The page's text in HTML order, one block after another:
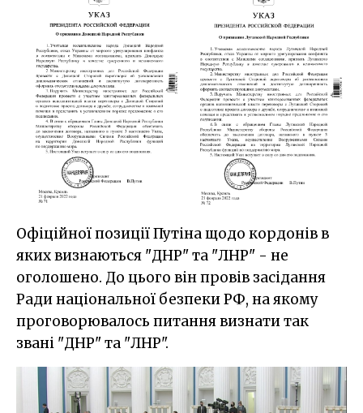
Офіційної позиції Путіна щодо кордонів в
яких визнаються "ДНР" та "ЛНР" - не
оголошено. До цього він провів засідання
Ради національної безпеки РФ, на якому
проговорювалось питання визнати так
звані "ДНР" та "ЛНР".